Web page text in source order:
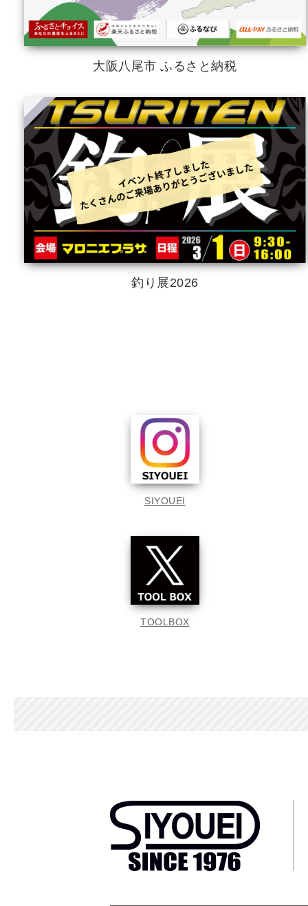
大阪八尾市 ふるさと納税
釣り展2026
SIYOUEI
TOOLBOX